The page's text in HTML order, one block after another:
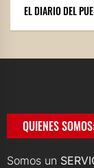
EL DIARIO DEL
QUIENES
Somos un